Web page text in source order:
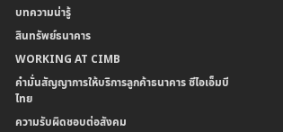
บทความน่ารู้
สินทรัพย์ธนาคาร
WORKING AT CIMB
คำมั่นสัญญาการให้บริการลูกค้าธนาคาร ซีไอเอ็มบี
ไทย
ความรับผิดชอบต่อสังคม